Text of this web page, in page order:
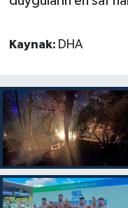
Kaynak: DHA